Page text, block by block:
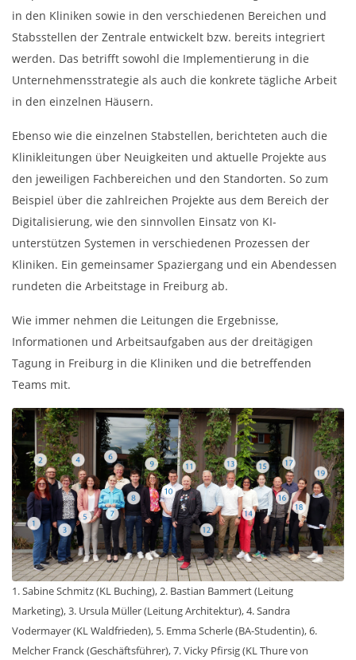
in den Kliniken sowie in den verschiedenen Bereichen und
Stabsstellen der Zentrale entwickelt bzw. bereits integriert
werden. Das betrifft sowohl die Implementierung in die
Unternehmensstrategie als auch die konkrete tägliche Arbeit
in den einzelnen Häusern.
Ebenso wie die einzelnen Stabstellen, berichteten auch die
Klinikleitungen über Neuigkeiten und aktuelle Projekte aus
den jeweiligen Fachbereichen und den Standorten. So zum
Beispiel über die zahlreichen Projekte aus dem Bereich der
Digitalisierung, wie den sinnvollen Einsatz von KI-
unterstützen Systemen in verschiedenen Prozessen der
Kliniken. Ein gemeinsamer Spaziergang und ein Abendessen
rundeten die Arbeitstage in Freiburg ab.
Wie immer nehmen die Leitungen die Ergebnisse,
Informationen und Arbeitsaufgaben aus der dreitägigen
Tagung in Freiburg in die Kliniken und die betreffenden
Teams mit.
1. Sabine Schmitz (KL Buching), 2. Bastian Bammert (Leitung
Marketing), 3. Ursula Müller (Leitung Architektur), 4. Sandra
Vodermayer (KL Waldfrieden), 5. Emma Scherle (BA-Studentin), 6.
Melcher Franck (Geschäftsführer), 7. Vicky Pfirsig (KL Thure von